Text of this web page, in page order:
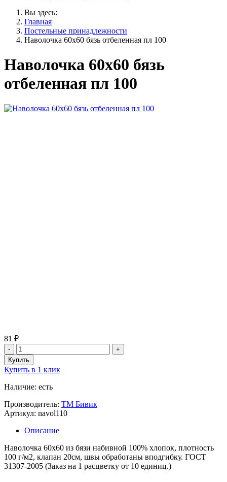
Вы здесь:
Главная
Постельные принадлежности
Наволочка 60х60 бязь отбеленная пл 100
Наволочка 60х60 бязь
отбеленная пл 100
81 ₽
Купить в 1 клик
Наличие: есть
Производитель: ТМ Бивик
Артикул: navol110
Описание
Наволочка 60х60 из бязи набивной 100% хлопок, плотность
100 г/м2, клапан 20см, швы обработаны вподгибку. ГОСТ
31307-2005 (Заказ на 1 расцветку от 10 единиц.)